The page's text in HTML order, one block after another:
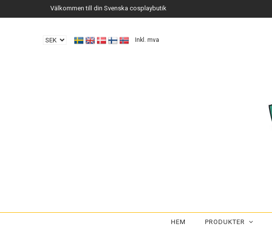
Välkommen till din Svenska cosplaybutik
Inkl. mva
HEM PRODUKTER